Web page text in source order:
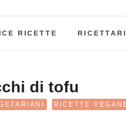
RICETTE
di tofu
RICETTE